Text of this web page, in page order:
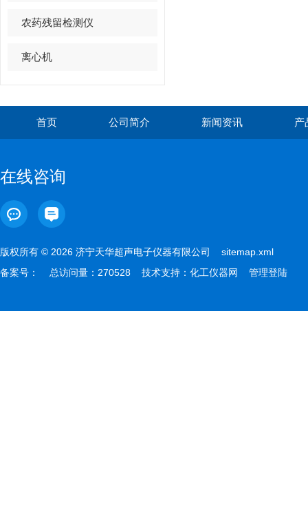
农药残留检测仪
离心机
首页 公司简介 新闻资讯 产
在线咨询
版权所有 © 2026 济宁天华超声电子仪器有限公司 sitemap.xml
备案号：
总访问量：270528 技术支持： 化工仪器网 管理登陆